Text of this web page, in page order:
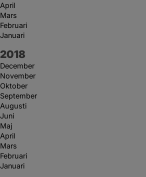
April
Mars
Februari
Januari
År:
2018
December
November
Oktober
September
Augusti
Juni
Maj
April
Mars
Februari
Januari